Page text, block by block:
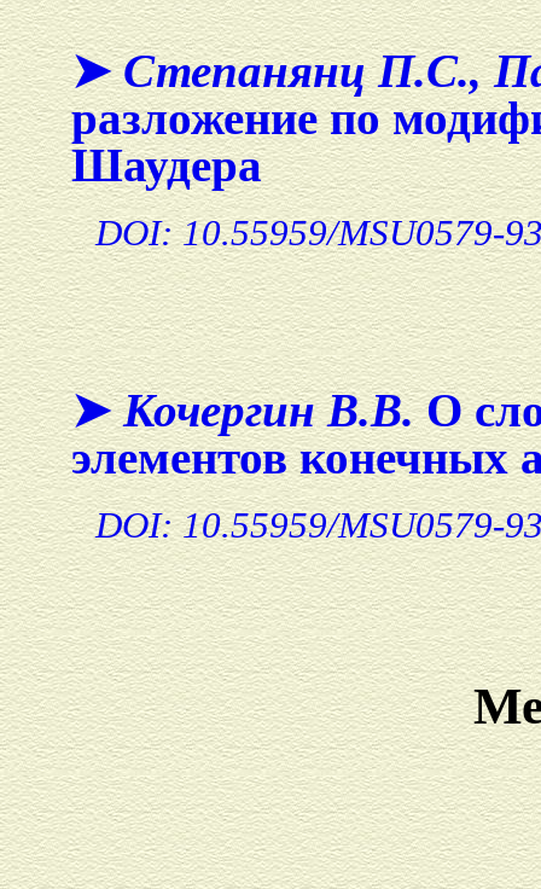
➤Степанянц П.С.,
разложение по
Шаудера
DOI: 10.55959/MSU0579-
➤Кочергин В.В.О
элементов конечных
DOI: 10.55959/MSU0579-